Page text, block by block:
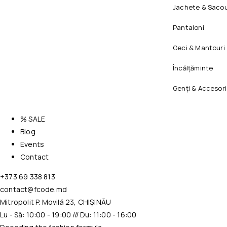
Jachete &
Pantaloni
Geci & Mantouri
Încălțăminte
Genți &
% SALE
Blog
Events
Contact
+373 69 338 813
contact@fcode.md
Mitropolit P. Movilă 23, CHIȘINĂU
Lu - Sâ: 10:00 - 19:00 /// Du: 11:00 - 16:00